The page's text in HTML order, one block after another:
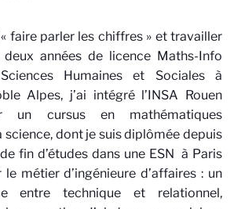
faire parler les chiffres » et travailler
années de licence Maths-Info
Humaines et Sociales à
Alpes, j’ai intégré l’INSA Rouen
un cursus en mathématiques
dont je suis diplômée depuis
fin d’études dans une ESN à Paris
métier d’ingénieure d’affaires : un
entre technique et relationnel,